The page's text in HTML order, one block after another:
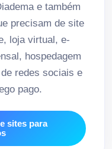
e também
precisam de site
loja virtual, e-
hospedagem
redes sociais e
pago.
sites para